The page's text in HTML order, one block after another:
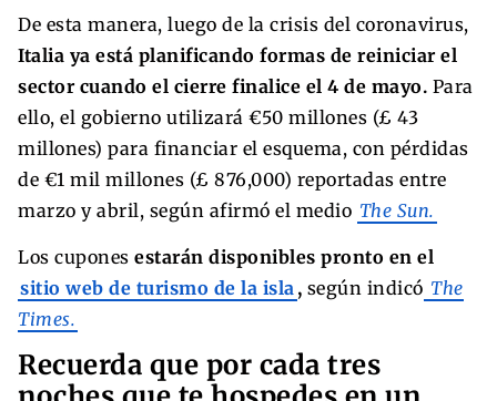
De esta manera, luego de la crisis del coronavirus,
Italia ya está planificando formas de reiniciar el
sector cuando el cierre finalice el 4 de mayo. Para
ello, el gobierno utilizará €50 millones (£ 43
millones) para financiar el esquema, con pérdidas
de €1 mil millones (£ 876,000) reportadas entre
marzo y abril, según afirmó el medio The Sun.
Los cupones estarán disponibles pronto en el
sitio web de turismo de la isla , según indicó The
Times.
Recuerda que por cada tres